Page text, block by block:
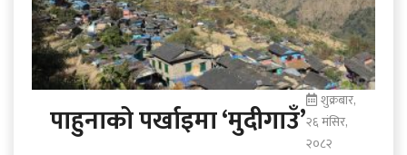
पाहुनाको पर्खाइमा ‘मुदीगाउँ’
शुक्रबार,
२६ मंसिर,
२०८२